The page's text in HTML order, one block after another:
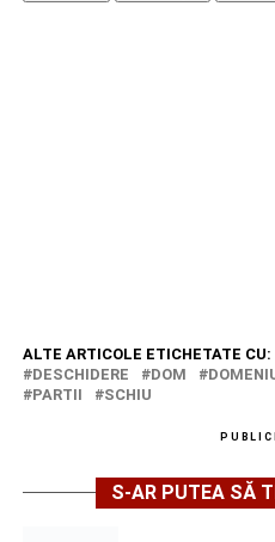
ALTE ARTICOLE ETICHETATE CU:
DESCHIDERE
DOM
PARTII
SCHIU
S-AR PUTEA SĂ